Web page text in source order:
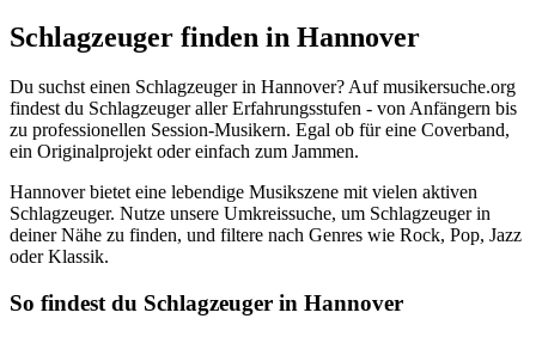
Schlagzeuger finden in Hannover
Du suchst einen Schlagzeuger in Hannover? Auf musikersuche.org
findest du Schlagzeuger aller Erfahrungsstufen - von Anfängern bis
zu professionellen Session-Musikern. Egal ob für eine Coverband,
ein Originalprojekt oder einfach zum Jammen.
Hannover bietet eine lebendige Musikszene mit vielen aktiven
Schlagzeuger. Nutze unsere Umkreissuche, um Schlagzeuger in
deiner Nähe zu finden, und filtere nach Genres wie Rock, Pop, Jazz
oder Klassik.
So findest du Schlagzeuger in Hannover